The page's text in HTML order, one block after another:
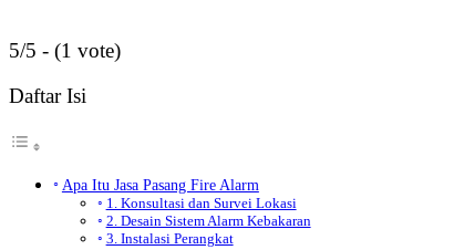
5/5 - (1 vote)
Daftar Isi
Apa Itu Jasa Pasang Fire Alarm
1. Konsultasi dan Survei Lokasi
2. Desain Sistem Alarm Kebakaran
3. Instalasi Perangkat